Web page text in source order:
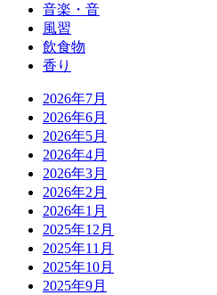
音楽・音
風習
飲食物
香り
2026年7月
2026年6月
2026年5月
2026年4月
2026年3月
2026年2月
2026年1月
2025年12月
2025年11月
2025年10月
2025年9月